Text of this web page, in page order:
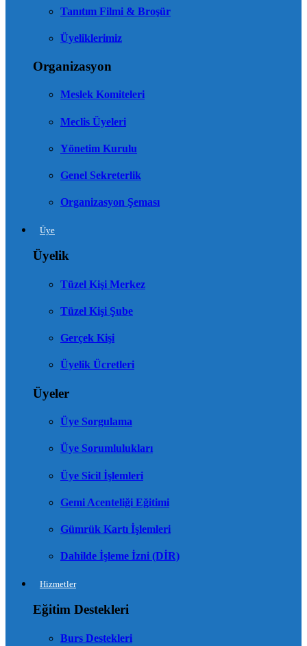
Tanıtım Filmi & Broşür
Üyeliklerimiz
Organizasyon
Meslek Komiteleri
Meclis Üyeleri
Yönetim Kurulu
Genel Sekreterlik
Organizasyon Şeması
Üye
Üyelik
Tüzel Kişi Merkez
Tüzel Kişi Şube
Gerçek Kişi
Üyelik Ücretleri
Üyeler
Üye Sorgulama
Üye Sorumlulukları
Üye Sicil İşlemleri
Gemi Acenteliği Eğitimi
Gümrük Kartı İşlemleri
Dahilde İşleme İzni (DİR)
Hizmetler
Eğitim Destekleri
Burs Destekleri